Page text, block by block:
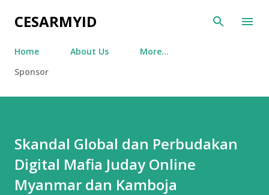
Skip to main content
CESARMYID
Home About Us
More…
Sponsor
Skandal Global dan Perbudakan
Digital Mafia Juday Online
Myanmar dan Kamboja